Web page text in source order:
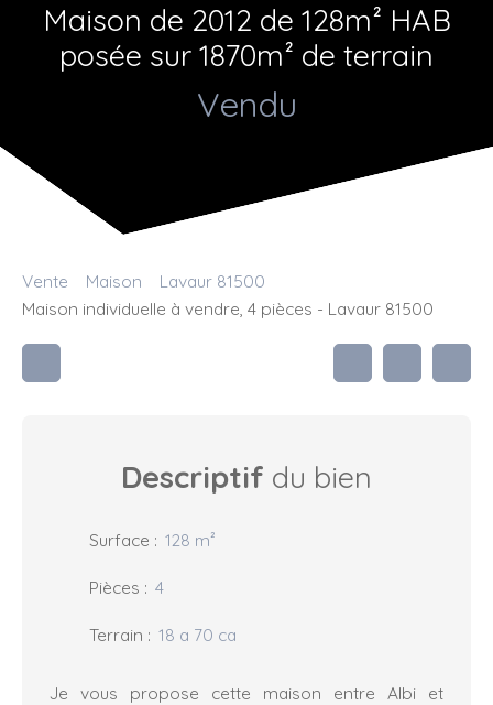
Maison de 2012 de 128m² HAB
posée sur 1870m² de terrain
Vendu
Vente Maison
Lavaur 81500
Maison individuelle à vendre, 4 pièces - Lavaur 81500
Descriptif du bien
Surface : 128 m²
Pièces : 4
Terrain : 18 a 70 ca
Je vous propose cette maison entre Albi et